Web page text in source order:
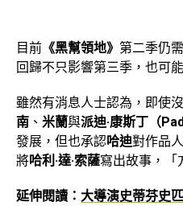
目前 《黑幫領地》 第二季仍
回歸不只影響第三季，也可
雖然有消息人士認為，即使
南 、 米蘭與派迪·康斯丁（
發展，但也承認哈迪對作品
將哈利·達·索薩寫出故事，「
延伸閱讀： 大導演史蒂芬史